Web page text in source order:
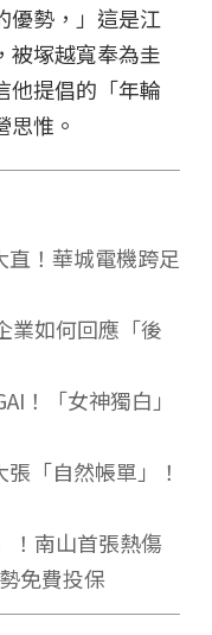
優勢，」這是江
被塚越寬奉為圭
他提倡的「年輪
惟。
直！華城電機跨足
業如何回應「後
！「女神獨白」
「自然帳單」！
！南山首張熱傷
免費投保